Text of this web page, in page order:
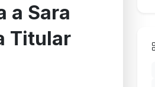
a Sara
Titular